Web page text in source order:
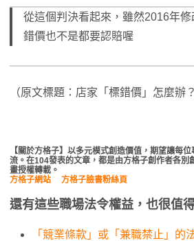
從這個判決看起來，雖然2016年
錯價也不是都要認賠喔
（原文標題：店家「標錯價」怎麼辦？
【關於方格子】以多元模式創造價值，期望讓每
流。在104發表的文章，都是由方格子創作者各別
畫授權轉載。
方格子網站
方格子臉書粉絲頁
還有這些職場法令權益，也很值
「競業條款」或「兼職禁止」的